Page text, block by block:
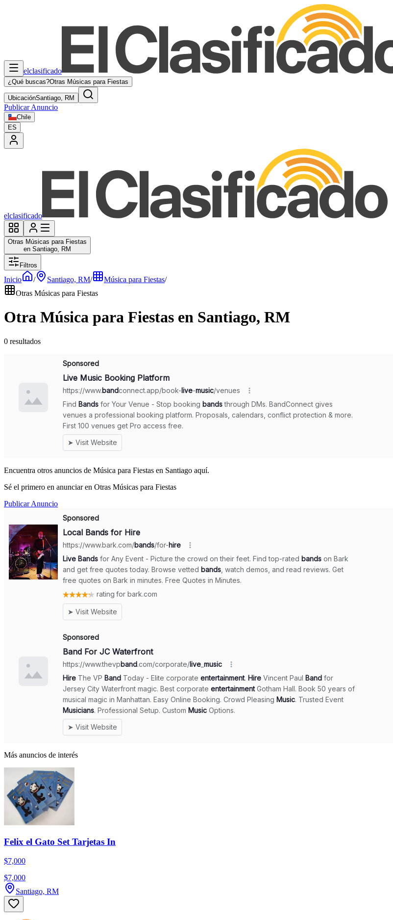
elclasificado
¿Qué buscas?Otras Músicas para Fiestas
UbicaciónSantiago, RM
Publicar Anuncio
Chile
ES
elclasificado
Otras Músicas para Fiestas
en Santiago, RM
Filtros
Inicio / Santiago, RM/ Música para Fiestas/
Otras Músicas para Fiestas
Otra Música para Fiestas en Santiago, RM
0 resultados
Encuentra otros anuncios de Música para Fiestas en Santiago aquí.
Sé el primero en anunciar en Otras Músicas para Fiestas
Publicar Anuncio
Más anuncios de interés
Felix el Gato Set Tarjetas In
$7,000
$7,000
Santiago, RM